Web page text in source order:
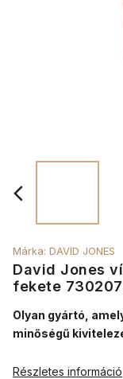
David Jones
fekete
Márka: DAVID JONES
Olyan gyártó,
minőségű
Részletes információ